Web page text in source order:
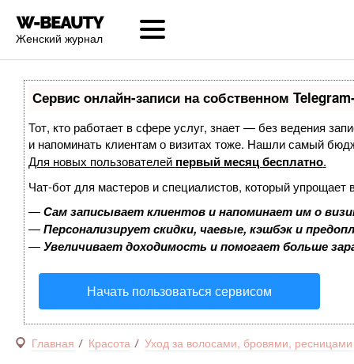
Женский журнал
Сервис онлайн-записи на собственном
Тот, кто работает в сфере услуг, знает — без ведения
и напоминать клиентам о визитах тоже. Нашли самый
Для новых пользователей первый месяц бесплатно.
Чат-бот для мастеров и специалистов, который упрощает
—Сам записывает клиентов и напоминает им о
—Персонализирует скидки, чаевые, кэшбэк и
—Увеличивает доходимость и помогает больше
Начать пользоваться сервисом
Главная Красота Уход за волосами, бровями, ресницами